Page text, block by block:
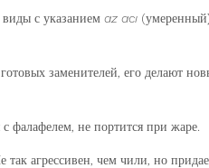
виды с указаниемaz acı (
готовых заменителей, его делают
с фалафелем, не портится при жаре.
агрессивен, чем чили, но